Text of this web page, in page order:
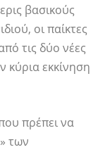
βασικούς
οι παίκτες
τις δύο νέες
κύρια εκκίνηση
πρέπει να
των